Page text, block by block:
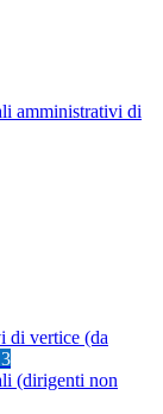
amministrativi di
di vertice (da
(dirigenti non